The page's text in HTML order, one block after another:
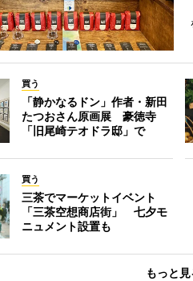
買う
「静かなるドン」作者・新田
たつおさん原画展 豪徳寺
「旧尾崎テオドラ邸」で
買う
三茶でマーケットイベント
「三茶空想商店街」 七夕モ
ニュメント設置も
もっと見